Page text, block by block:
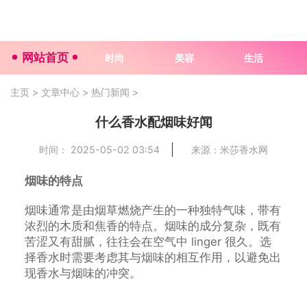
网站首页 时尚 美容 生活
主页 > 文章中心 > 热门新闻 >
什么香水配烟味好闻
时间： 2025-05-02 03:54 来源：米莎香水网
烟味的特点
烟味通常是由烟草燃烧产生的一种独特气味，带有
浓烈的木质和焦香的特点。烟味的成分复杂，既有
苦涩又有甜腻，往往会在空气中 linger 很久。选
择香水时需要考虑其与烟味的相互作用，以避免出
现香水与烟味的冲突。